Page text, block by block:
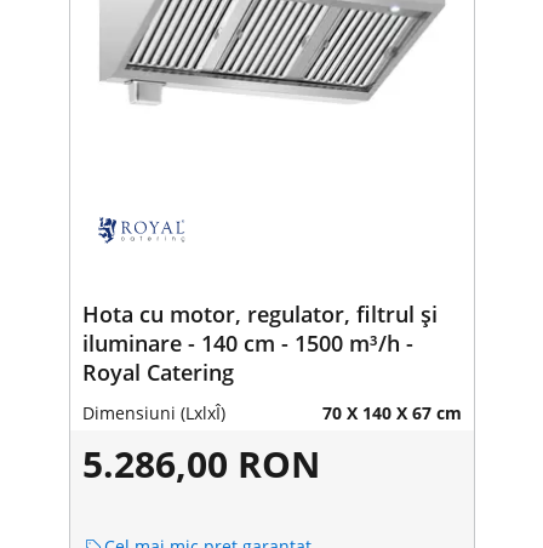
Hota cu motor, regulator, filtrul și
iluminare - 140 cm - 1500 m³/h -
Royal Catering
Dimensiuni (LxlxÎ) 70 X 140 X 67 cm
5.286,00 RON